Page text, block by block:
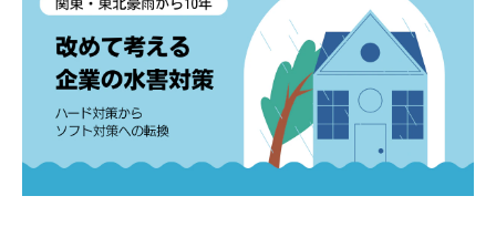
セミナー・イベント
ブログ
お役立ち資料